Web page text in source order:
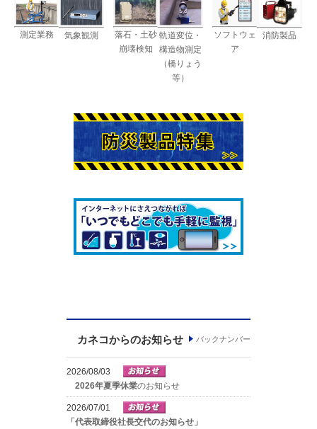
測定業務 気象観測
落石・土砂
崩壊検知
軌道変位・
構造物測定
（橋りょう
等）
ソフトウェ
ア
消防製品
カネコからのお知らせ バックナンバー
2026/08/03
2026年夏季休業のお知らせ
2026/07/01
「代表取締役社長交代のお知らせ」